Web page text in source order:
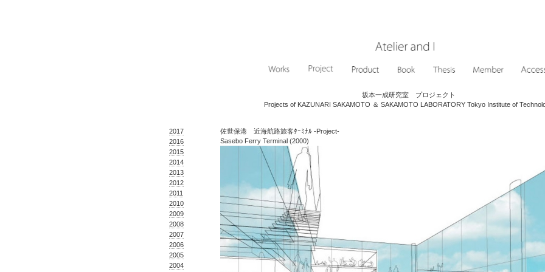
坂本一成研究室 プロジェクト
Projects of KAZUNARI SAKAMOTO ＆ SAKAMOTO LABORATORY Tokyo Institute of
佐世保港 近海航路旅客ﾀｰﾐﾅﾙ -Project-
Sasebo Ferry Terminal (2000)
2017
2016
2015
2014
2013
2012
2011
2010
2009
2008
2007
2006
2005
2004